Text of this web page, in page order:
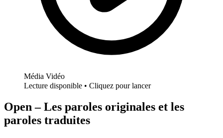
Média Vidéo
Lecture disponible • Cliquez pour lancer
Open – Les paroles originales et les
paroles traduites